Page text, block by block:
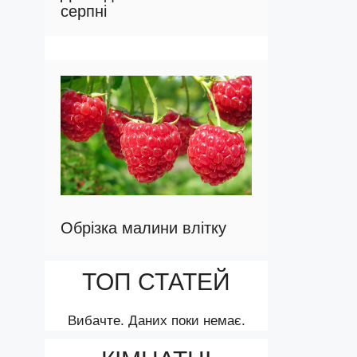
серпні
Обрізка малини влітку
ТОП СТАТЕЙ
Вибачте. Даних поки немає.